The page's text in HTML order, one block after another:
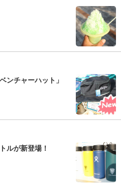
ンチャーハット」
ルが新登場！